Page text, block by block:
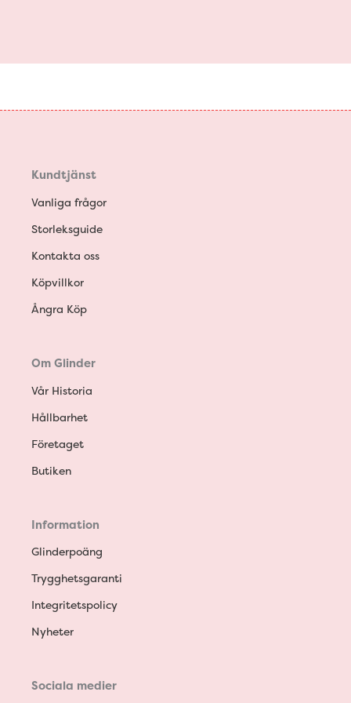
Kundtjänst
Vanliga frågor
Storleksguide
Kontakta oss
Köpvillkor
Ångra Köp
Om Glinder
Vår Historia
Hållbarhet
Företaget
Butiken
Information
Glinderpoäng
Trygghetsgaranti
Integritetspolicy
Nyheter
Sociala medier